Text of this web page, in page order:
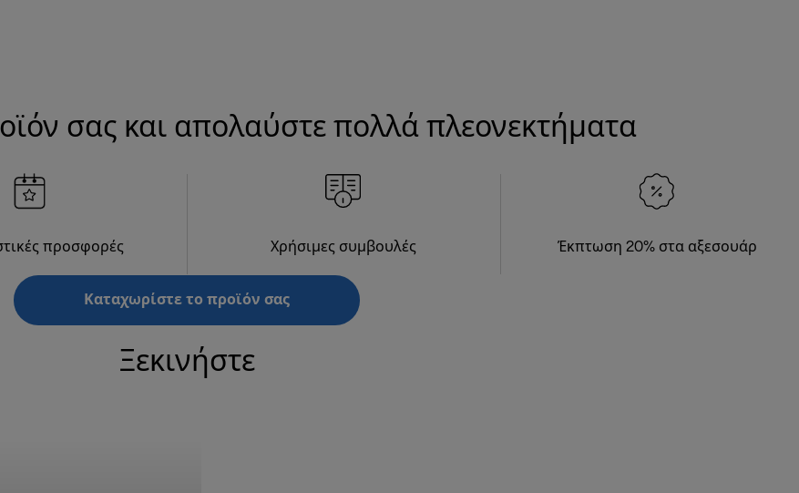
σας και απολαύστε πολλά πλεονεκτήματα
προσφορές Χρήσιμες συμβουλές Έκπτωση 20% στα αξεσουάρ
Καταχωρίστε το προϊόν σας
Ξεκινήστε